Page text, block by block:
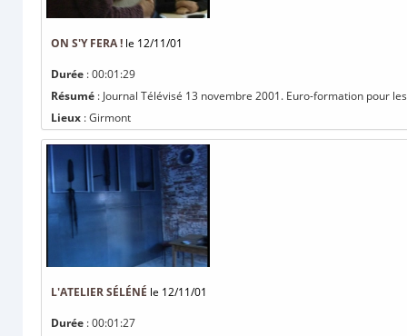
ON S'Y FERA ! le 12/11/01
Durée : 00:01:29
Résumé : Journal Télévisé 13 novembre 2001. Euro-formation pour
Lieux : Girmont
L'ATELIER SÉLÉNÉ le 12/11/01
Durée : 00:01:27